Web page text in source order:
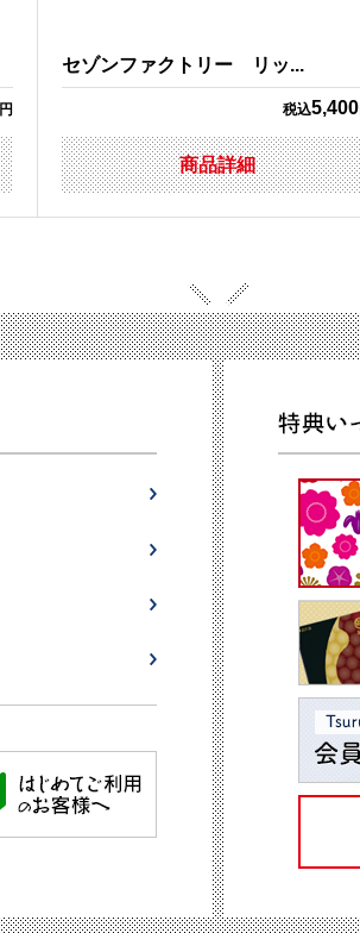
円
セゾンファクトリー リッ...
税込5,400
商品詳細